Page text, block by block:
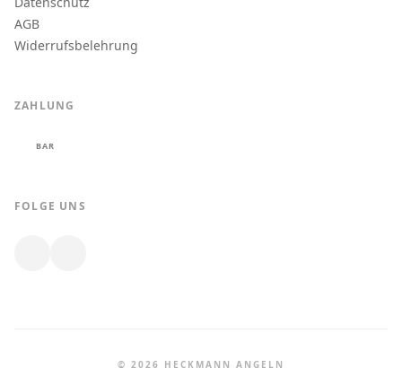
AGB
Widerrufsbelehrung
ZAHLUNG
BAR
FOLGE UNS
© 2026 HECKMANN ANGELN